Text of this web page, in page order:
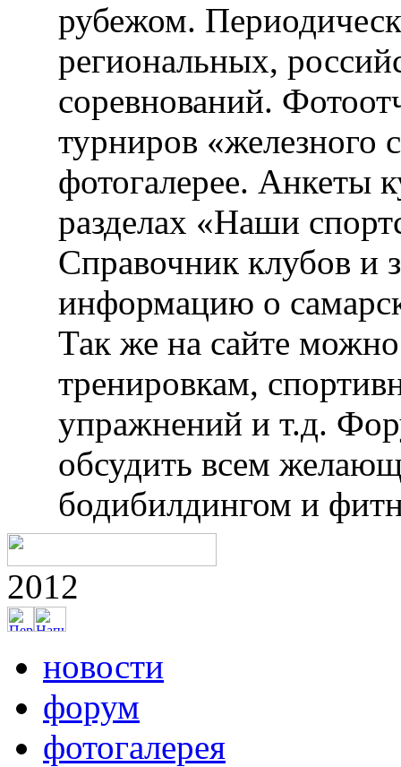
рубежом.
региональных,
соревнований.
турниров «железного
фотогалерее. Анкеты
разделах «Наши
Справочник клубов и
информацию о
Так же на сайте
тренировкам,
упражнений и т.д.
обсудить всем
бодибилдингом и
2012
новости
форум
фотогалерея